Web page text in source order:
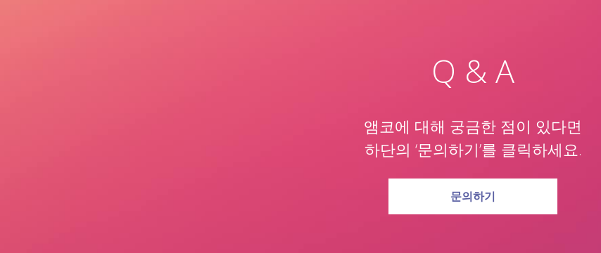
Q & A
앰코에 대해 궁금한 점이 있다면
하단의 ‘문의하기’를 클릭하세요.
문의하기